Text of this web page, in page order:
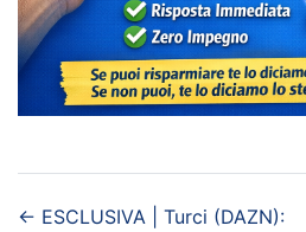
← ESCLUSIVA | Turci (DAZN):